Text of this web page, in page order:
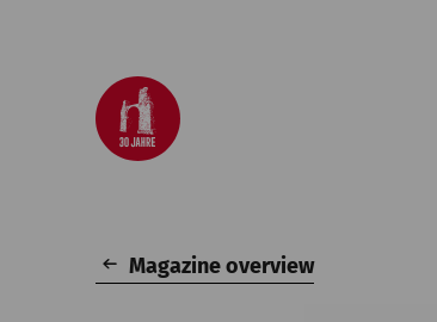
Magazine overview